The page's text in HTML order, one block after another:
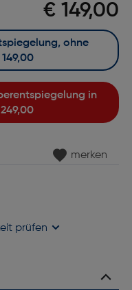
€ 149,00
merken
prüfen